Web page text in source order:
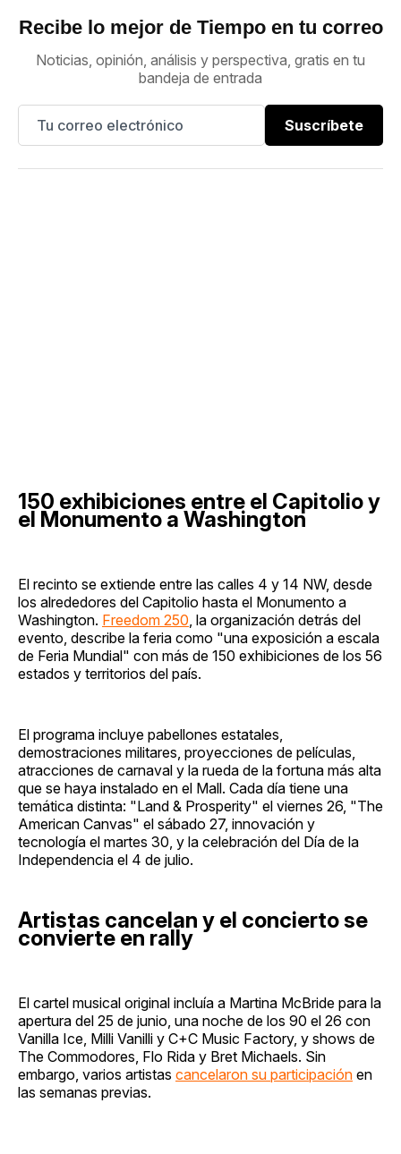
Recibe lo mejor de Tiempo en tu correo
Noticias, opinión, análisis y perspectiva, gratis en tu
bandeja de entrada
Suscríbete
150 exhibiciones entre el Capitolio y
el Monumento a Washington
El recinto se extiende entre las calles 4 y 14 NW, desde
los alrededores del Capitolio hasta el Monumento a
Washington. Freedom 250 , la organización detrás del
evento, describe la feria como "una exposición a escala
de Feria Mundial" con más de 150 exhibiciones de los 56
estados y territorios del país.
El programa incluye pabellones estatales,
demostraciones militares, proyecciones de películas,
atracciones de carnaval y la rueda de la fortuna más alta
que se haya instalado en el Mall. Cada día tiene una
temática distinta: "Land & Prosperity" el viernes 26, "The
American Canvas" el sábado 27, innovación y
tecnología el martes 30, y la celebración del Día de la
Independencia el 4 de julio.
Artistas cancelan y el concierto se
convierte en rally
El cartel musical original incluía a Martina McBride para la
apertura del 25 de junio, una noche de los 90 el 26 con
Vanilla Ice, Milli Vanilli y C+C Music Factory, y shows de
The Commodores, Flo Rida y Bret Michaels. Sin
embargo, varios artistas cancelaron su participación en
las semanas previas.